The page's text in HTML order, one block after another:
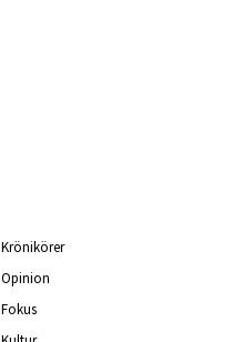
Krönikörer
Opinion
Fokus